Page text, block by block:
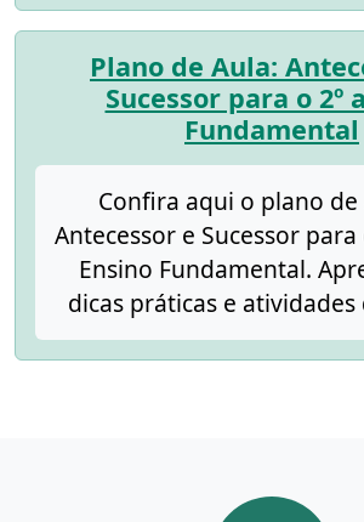
Plano de Aula:
Sucessor para o 2º
Fundamental
Confira aqui o plano de
Antecessor e Sucessor para
Ensino Fundamental.
dicas práticas e